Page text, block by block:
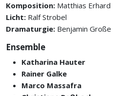
Komposition: Matthias Erhard
Licht: Ralf Strobel
Dramaturgie: Benjamin Große
Ensemble
Katharina Hauter
Rainer Galke
Marco Massafra